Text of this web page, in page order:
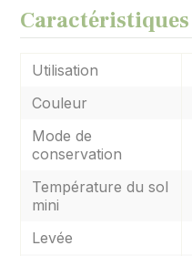
Caractéristiques
Utilisation
Couleur
Mode de
conservation
Température du sol
mini
Levée